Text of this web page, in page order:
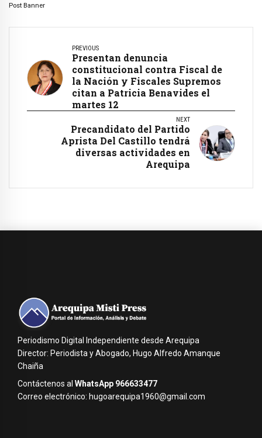
Post Banner
PREVIOUS
Presentan denuncia
constitucional contra Fiscal de
la Nación y Fiscales Supremos
citan a Patricia Benavides el
martes 12
NEXT
Precandidato del Partido
Aprista Del Castillo tendrá
diversas actividades en
Arequipa
Periodismo Digital Independiente desde Arequipa
Director: Periodista y Abogado, Hugo Alfredo Amanque
Chaiña
Contáctenos al WhatsApp 966633477
Correo electrónico: hugoarequipa1960@gmail.com